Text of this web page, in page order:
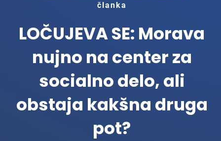
članka
LOČUJEVA SE: Morava
nujno na center za
socialno delo, ali
obstaja kakšna druga
pot?